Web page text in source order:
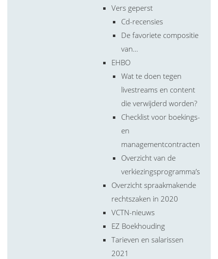
Vers geperst
Cd-recensies
De favoriete compositie
van…
EHBO
Wat te doen tegen
livestreams en content
die verwijderd worden?
Checklist voor boekings-
en
managementcontracten
Overzicht van de
verkiezingsprogramma’s
Overzicht spraakmakende
rechtszaken in 2020
VCTN-nieuws
EZ Boekhouding
Tarieven en salarissen
2021